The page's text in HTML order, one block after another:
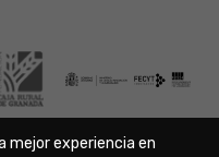
mejor experiencia en